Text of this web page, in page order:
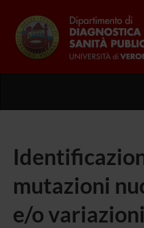
mutazioni
e/o